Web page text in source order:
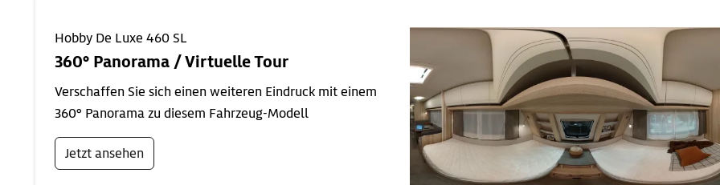
Hobby De Luxe 460 SL
360° Panorama / Virtuelle Tour
Verschaffen Sie sich einen weiteren Eindruck mit einem
360° Panorama zu diesem Fahrzeug-Modell
Jetzt ansehen